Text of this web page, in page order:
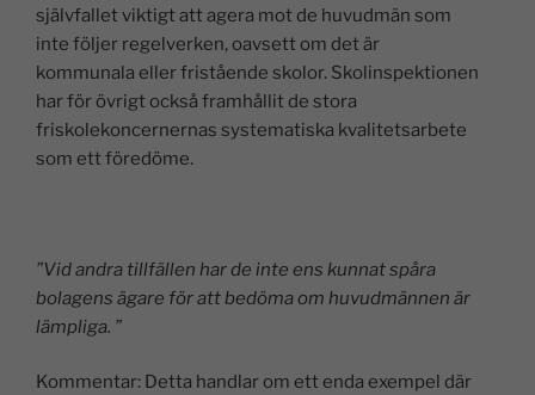
självfallet viktigt att agera mot de huvudmän som
inte följer regelverken, oavsett om det är
kommunala eller fristående skolor. Skolinspektionen
har för övrigt också framhållit de stora
friskolekoncernernas systematiska kvalitetsarbete
som ett föredöme.
”Vid andra tillfällen har de inte ens kunnat spåra
bolagens ägare för att bedöma om huvudmännen är
lämpliga. ”
Kommentar: Detta handlar om ett enda exempel där